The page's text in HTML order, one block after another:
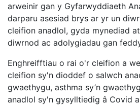
arweinir gan y Gyfarwyddiaeth
darparu asesiad brys ar yr un
cleifion anadlol, gyda mynediad
diwrnod ac adolygiadau gan
Enghreifftiau o rai o'r cleifion a
cleifion sy'n dioddef o salwch
gwaethygu, asthma sy’n
anadlol sy'n gysylltiedig â Covid